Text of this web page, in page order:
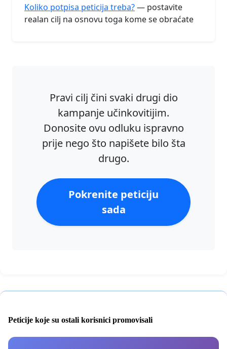
Koliko potpisa peticija treba?— postavite
realan cilj na osnovu toga kome se obraćate
Pravi cilj čini svaki drugi dio
kampanje učinkovitijim.
Donosite ovu odluku ispravno
prije nego što napišete bilo šta
drugo.
Pokrenite peticiju
sada
Peticije koje su ostali korisnici promovisali